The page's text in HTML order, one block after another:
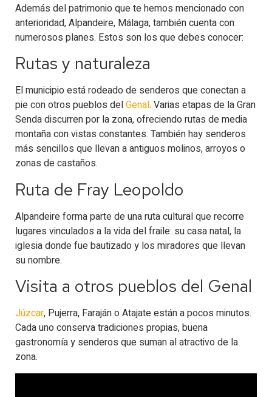
Además del patrimonio que te hemos mencionado con
anterioridad, Alpandeire, Málaga, también cuenta con
numerosos planes. Estos son los que debes conocer:
Rutas y naturaleza
El municipio está rodeado de senderos que conectan a
pie con otros pueblos delGenal. Varias etapas de la Gran
Senda discurren por la zona, ofreciendo rutas de media
montaña con vistas constantes. También hay senderos
más sencillos que llevan a antiguos molinos, arroyos o
zonas de castaños.
Ruta de Fray Leopoldo
Alpandeire forma parte de una ruta cultural que recorre
lugares vinculados a la vida del fraile: su casa natal, la
iglesia donde fue bautizado y los miradores que llevan
su nombre.
Visita a otros pueblos del Genal
Júzcar, Pujerra, Faraján o Atajate están a pocos minutos.
Cada uno conserva tradiciones propias, buena
gastronomía y senderos que suman al atractivo de la
zona.